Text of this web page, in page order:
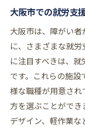
コミュニ
働き方の
大阪市での障
就労支援
異業種へ
大阪市で
障がい者
大阪市での就労支
大阪市は、障がい
に、さまざまな就
に注目すべきは、
です。これらの施
様な職種が用意さ
方を選ぶことがで
デザイン、軽作業